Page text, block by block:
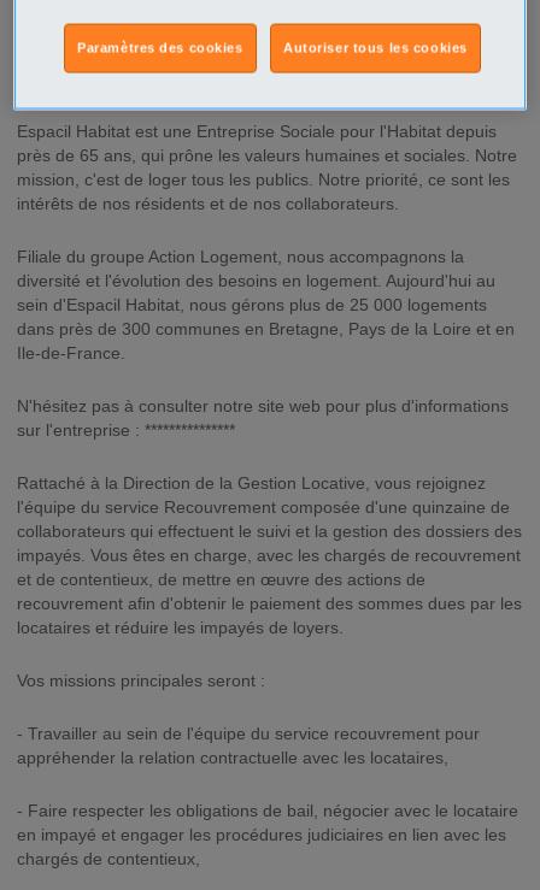
Description
Espacil Habitat est une Entreprise Sociale pour l'Habitat depuis
près de 65 ans, qui prône les valeurs humaines et sociales. Notre
mission, c'est de loger tous les publics. Notre priorité, ce sont les
intérêts de nos résidents et de nos collaborateurs.
Filiale du groupe Action Logement, nous accompagnons la
diversité et l'évolution des besoins en logement. Aujourd'hui au
sein d'Espacil Habitat, nous gérons plus de 25 000 logements
dans près de 300 communes en Bretagne, Pays de la Loire et en
Ile-de-France.
N'hésitez pas à consulter notre site web pour plus d'informations
sur l'entreprise : ***************
Rattaché à la Direction de la Gestion Locative, vous rejoignez
l'équipe du service Recouvrement composée d'une quinzaine de
collaborateurs qui effectuent le suivi et la gestion des dossiers des
impayés. Vous êtes en charge, avec les chargés de recouvrement
et de contentieux, de mettre en œuvre des actions de
recouvrement afin d'obtenir le paiement des sommes dues par les
locataires et réduire les impayés de loyers.
Vos missions principales seront :
- Travailler au sein de l'équipe du service recouvrement pour
appréhender la relation contractuelle avec les locataires,
- Faire respecter les obligations de bail, négocier avec le locataire
en impayé et engager les procédures judiciaires en lien avec les
chargés de contentieux,
Autoriser tous les cookies
Paramètres des cookies